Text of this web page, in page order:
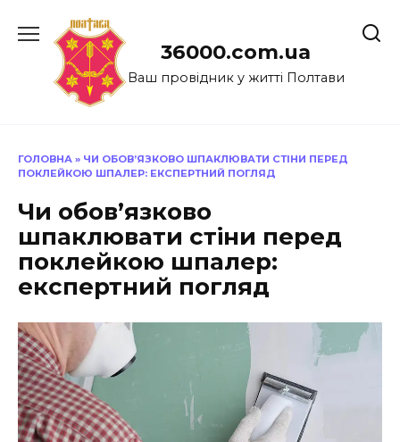
до
36000.com.ua
Ваш провідник у житті Полтави
ГОЛОВНА » ЧИ ОБОВ’ЯЗКОВО ШПАКЛЮВАТИ СТІНИ ПЕРЕД
ПОКЛЕЙКОЮ ШПАЛЕР: ЕКСПЕРТНИЙ ПОГЛЯД
Чи обов’язково
шпаклювати стіни перед
поклейкою шпалер:
експертний погляд